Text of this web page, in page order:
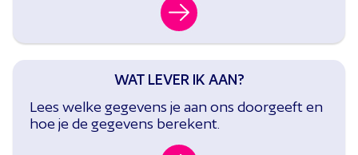
WAT LEVER IK AAN?
Lees welke gegevens je aan ons doorgeeft en
hoe je de gegevens berekent.